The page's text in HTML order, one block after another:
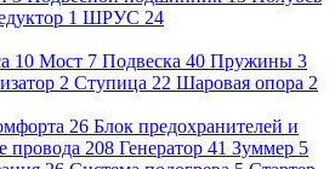
1 ШРУС 24
10 Мост 7 Подвеска 40 Пружины 3
2 Ступица 22 Шаровая опора 2
26 Блок предохранителей и
провода 208 Генератор 41 Зуммер 5